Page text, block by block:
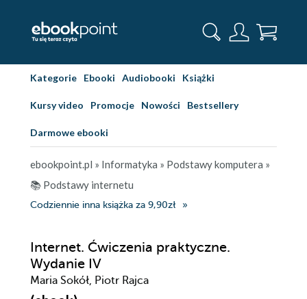
Kategorie Ebooki Audiobooki Książki
Kursy video Promocje Nowości Bestsellery
Darmowe ebooki
ebookpoint.pl » Informatyka » Podstawy komputera »
📚 Podstawy internetu
Codziennie inna książka za 9,90zł
Internet. Ćwiczenia praktyczne.
Wydanie IV
Maria Sokół, Piotr Rajca